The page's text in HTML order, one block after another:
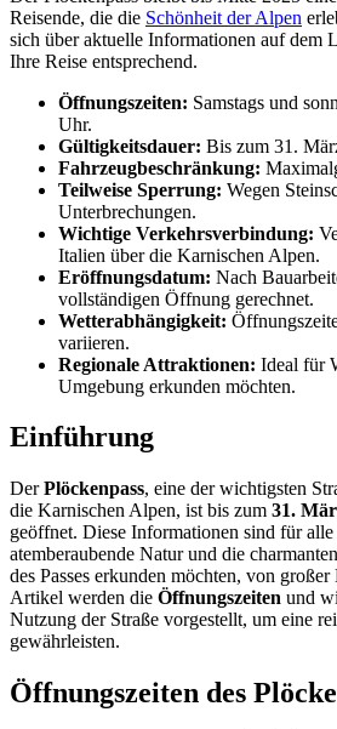
Reisende, die die Schönheit der Alpen
sich über aktuelle Informationen auf dem
Ihre Reise entsprechend.
Öffnungszeiten: Samstags und
Uhr.
Gültigkeitsdauer: Bis zum 31.
Fahrzeugbeschränkung:
Teilweise Sperrung: Wegen
Unterbrechungen.
Wichtige Verkehrsverbindung:
Italien über die Karnischen Alpen.
Eröffnungsdatum: Nach
vollständigen Öffnung gerechnet.
Wetterabhängigkeit:
variieren.
Regionale Attraktionen: Ideal für
Umgebung erkunden möchten.
Einführung
DerPlöckenpass, eine der wichtigsten
die Karnischen Alpen, ist bis zum 31.
geöffnet. Diese Informationen sind für
atemberaubende Natur und die
des Passes erkunden möchten, von
Artikel werden die Öffnungszeiten und
Nutzung der Straße vorgestellt, um eine
gewährleisten.
Öffnungszeiten des